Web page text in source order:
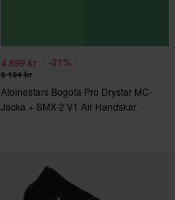
4 899 kr -21%
6 194 kr
Alpinestars Bogota Pro Drystar MC-
Jacka + SMX-2 V1 Air Handskar